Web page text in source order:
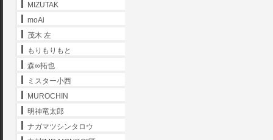
MIZUTAK
moAi
茂木 左
もりもりもと
森∞拓也
ミスター小西
MUROCHIN
明神竜太郎
ナガマツシンタロウ